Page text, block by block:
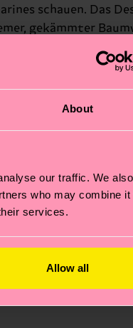
About
our traffic. We
who may combine it
services.
Allow all
schauen. Das
gekämmter
Reduzierung von
der lokalen Post